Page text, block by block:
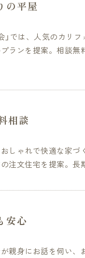
の平屋
」では、人気のカリ
ランを提案。相談
相談
しゃれで快適な家
注文住宅を提案。長
安心
親身にお話を伺い